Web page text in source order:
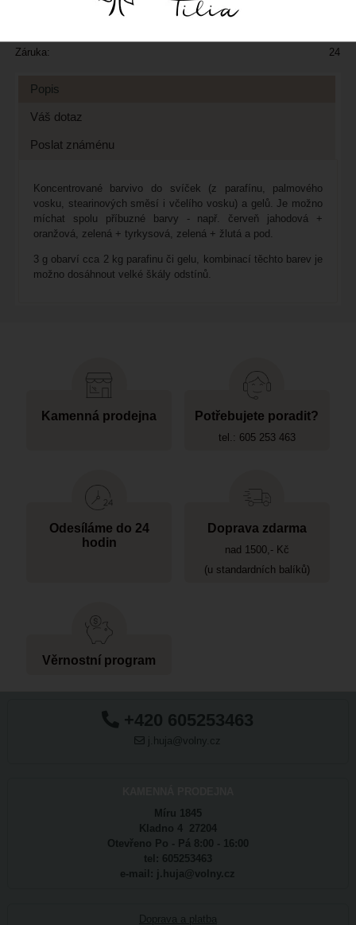
Záruka:
24
Popis
Váš dotaz
Poslat známénu
Koncentrované barvivo do svíček (z parafínu, palmového
vosku, stearinových směsí i včelího vosku) a gelů. Je možno
míchat spolu příbuzné barvy - např. červeň jahodová +
oranžová, zelená + tyrkysová, zelená + žlutá a pod.
3 g obarví cca 2 kg parafinu či gelu, kombinací těchto barev je
možno dosáhnout velké škály odstínů.
Kamenná prodejna Potřebujete poradit?
tel.: 605 253 463
Odesíláme do 24
hodin
Doprava zdarma
nad 1500,- Kč
(u standardních balíků)
Věrnostní program
+420 605253463
j.huja@volny.cz
Míru 1845
Kladno 4 27204
Otevřeno Po - Pá 8:00 - 16:00
tel: 605253463
e-mail: j.huja@volny.cz
Doprava a platba